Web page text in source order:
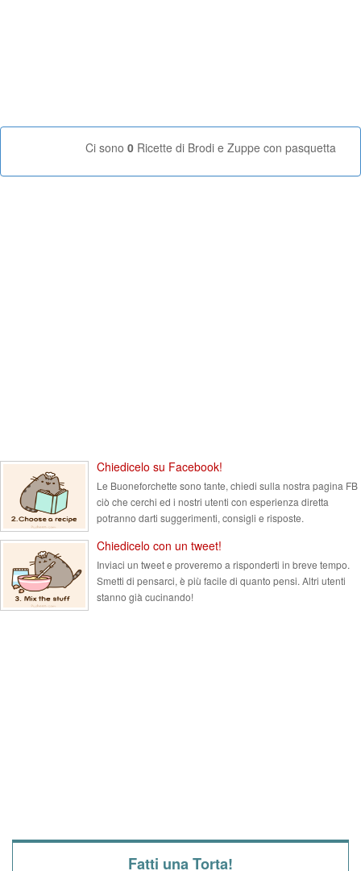
Ci sono 0 Ricette di Brodi e Zuppe con pasquetta
Chiedicelo su Facebook!
Le Buoneforchette sono tante, chiedi sulla nostra pagina FB
ciò che cerchi ed i nostri utenti con esperienza diretta
potranno darti suggerimenti, consigli e risposte.
Chiedicelo con un tweet!
Inviaci un tweet e proveremo a risponderti in breve tempo.
Smetti di pensarci, è più facile di quanto pensi. Altri utenti
stanno già cucinando!
Fatti una Torta!